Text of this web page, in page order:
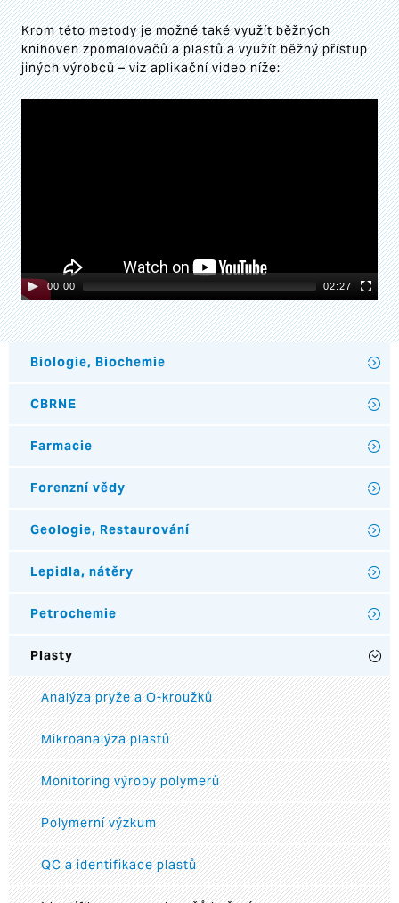
Krom této metody je možné také využít běžných
knihoven zpomalovačů a plastů a využít běžný přístup
jiných výrobců – viz aplikační video níže:
00:00 02:27
Biologie, Biochemie
CBRNE
Farmacie
Forenzní vědy
Geologie, Restaurování
Lepidla, nátěry
Petrochemie
Plasty
Analýza pryže a O-kroužků
Mikroanalýza plastů
Monitoring výroby polymerů
Polymerní výzkum
QC a identifikace plastů